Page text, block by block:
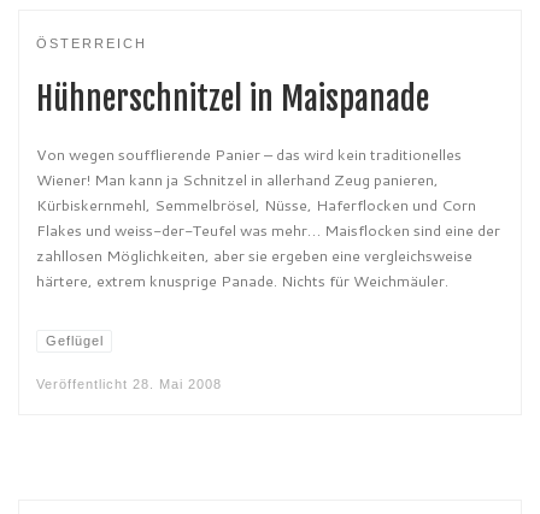
ÖSTERREICH
Hühnerschnitzel in Maispanade
Von wegen soufflierende Panier – das wird kein traditionelles
Wiener! Man kann ja Schnitzel in allerhand Zeug panieren,
Kürbiskernmehl, Semmelbrösel, Nüsse, Haferflocken und Corn
Flakes und weiss-der-Teufel was mehr… Maisflocken sind eine der
zahllosen Möglichkeiten, aber sie ergeben eine vergleichsweise
härtere, extrem knusprige Panade. Nichts für Weichmäuler.
Geflügel
Veröffentlicht 28. Mai 2008